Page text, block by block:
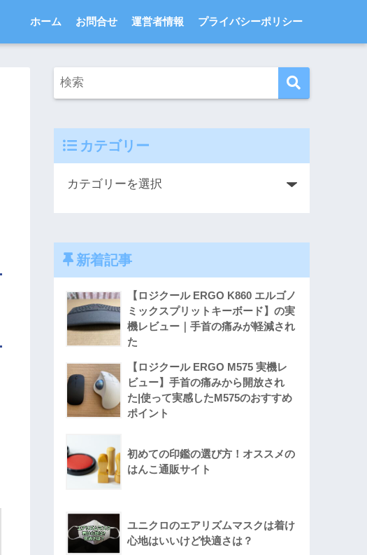
ホーム お問合せ 運営者情報 プライバシーポリシー
カテゴリー
新着記事
【ロジクール ERGO K860 エルゴノ
ミックスプリットキーボード】の実
機レビュー｜手首の痛みが軽減され
た
【ロジクール ERGO M575 実機レ
ビュー】手首の痛みから開放され
た|使って実感したM575のおすすめ
ポイント
初めての印鑑の選び方！オススメの
はんこ通販サイト
ユニクロのエアリズムマスクは着け
心地はいいけど快適さは？